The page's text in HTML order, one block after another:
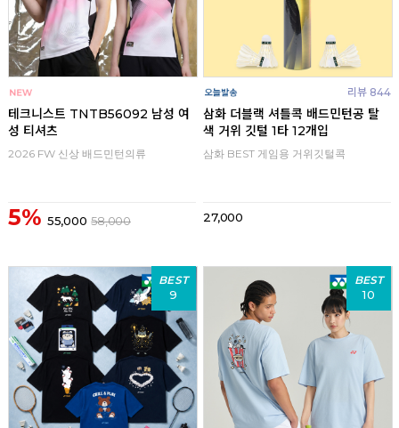
테크니스트 TNTB56092 남성 여
성 티셔츠
2026 FW 신상 배드민턴의류
5% 55,000 58,000
리뷰 844
삼화 더블랙 셔틀콕 배드민턴공 탈
색 거위 깃털 1타 12개입
삼화 BEST 게임용 거위깃털콕
27,000
BEST
9
BEST
10